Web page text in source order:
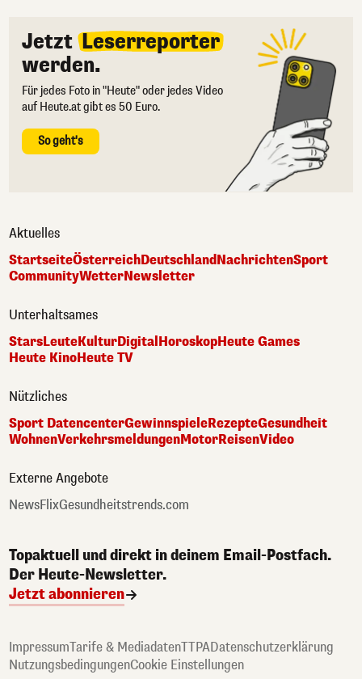
Jetzt Leserreporter
werden.
Für jedes Foto in "Heute" oder jedes Video
auf Heute.at gibt es 50 Euro.
So geht's
Aktuelles
StartseiteÖsterreichDeutschlandNachrichtenSport
CommunityWetterNewsletter
Unterhaltsames
StarsLeuteKulturDigital HoroskopHeute Games
Heute KinoHeute TV
Nützliches
Sport DatencenterGewinnspieleRezepteGesundheit
WohnenVerkehrsmeldungenMotorReisenVideo
Externe Angebote
NewsFlixGesundheitstrends.com
Topaktuell und direkt in deinem Email-Postfach.
Der Heute-Newsletter.
Jetzt abonnieren
ImpressumTarife & MediadatenTTPADatenschutzerklärung
NutzungsbedingungenCookie Einstellungen